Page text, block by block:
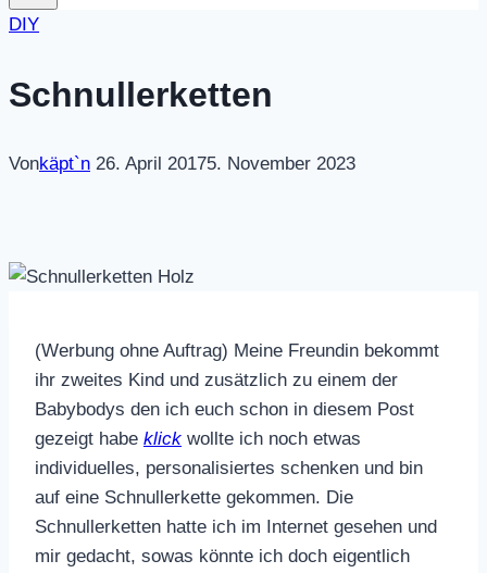
DIY
Schnullerketten
Vonkäpt`n 26. April 20175. November 2023
(Werbung ohne Auftrag) Meine Freundin bekommt
ihr zweites Kind und zusätzlich zu einem der
Babybodys den ich euch schon in diesem Post
gezeigt habe klick wollte ich noch etwas
individuelles, personalisiertes schenken und bin
auf eine Schnullerkette gekommen. Die
Schnullerketten hatte ich im Internet gesehen und
mir gedacht, sowas könnte ich doch eigentlich